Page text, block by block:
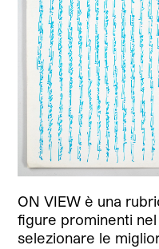
ON VIEW è una
figure prominenti
selezionare le